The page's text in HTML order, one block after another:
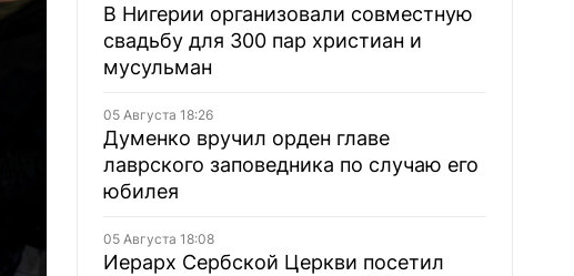
В Нигерии организовали совместную
свадьбу для 300 пар христиан и
мусульман
05 Августа 18:26
Думенко вручил орден главе
лаврского заповедника по случаю его
юбилея
05 Августа 18:08
Иерарх Сербской Церкви посетил